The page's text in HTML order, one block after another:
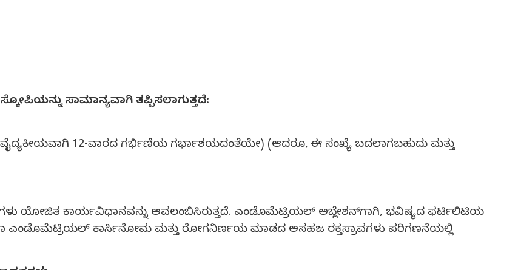
ಸಾಮಾನ್ಯವಾಗಿ ತಪ್ಪಿಸಲಾಗುತ್ತದೆ:
12-ವಾರದ ಗರ್ಭಿಣಿಯ ಗರ್ಭಾಶಯದಂತೆಯೇ) (ಆದರೂ, ಈ ಸಂಖ್ಯೆ ಬದಲಾಗಬಹುದು ಮತ್ತು
ಯೋಜಿತ ಕಾರ್ಯವಿಧಾನವನ್ನು ಅವಲಂಬಿಸಿರುತ್ತದೆ. ಎಂಡೊಮೆಟ್ರಿಯಲ್ ಅಬ್ಲೇಶನ್‍ಗಾಗಿ, ಭವಿಷ್ಯದ ಫರ್ಟಿಲಿಟಿಯ
ಎಂಡೊಮೆಟ್ರಿಯಲ್ ಕಾರ್ಸಿನೋಮ ಮತ್ತು ರೋಗನಿರ್ಣಯ ಮಾಡದ ಅಸಹಜ ರಕ್ತಸ್ರಾವಗಳು ಪರಿಗಣನೆಯಲ್ಲಿ